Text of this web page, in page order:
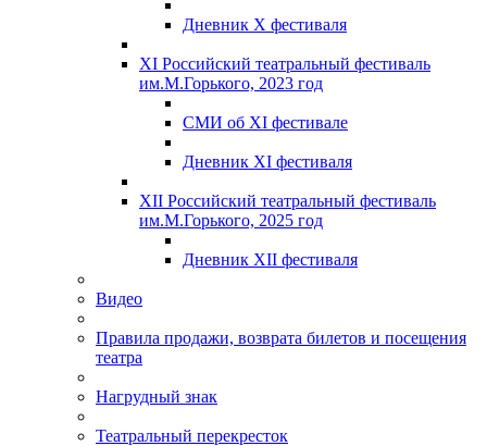
Дневник X фестиваля
XI Российский театральный фестиваль
им.М.Горького, 2023 год
СМИ об XI фестивале
Дневник XI фестиваля
XII Российский театральный фестиваль
им.М.Горького, 2025 год
Дневник XII фестиваля
Видео
Правила продажи, возврата билетов и посещения
театра
Нагрудный знак
Театральный перекресток